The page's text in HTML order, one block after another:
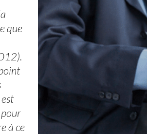
que
à ce